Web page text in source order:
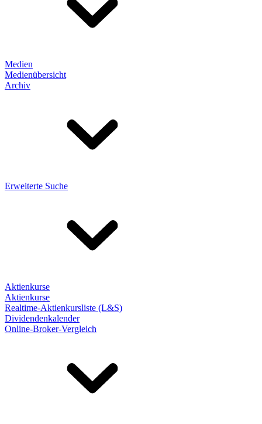
Medien
Medienübersicht
Archiv
Erweiterte Suche
Aktienkurse
Aktienkurse
Realtime-Aktienkursliste (L&S)
Dividendenkalender
Online-Broker-Vergleich